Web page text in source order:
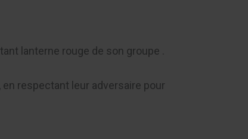
lanterne rouge de son groupe .
respectant leur adversaire pour